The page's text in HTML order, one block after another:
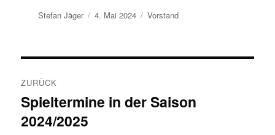
Autor
Stefan Jäger
Veröffentlicht
4. Mai 2024 Kategorien
Vorstand
ZURÜCK
Vorheriger
Beitrag:
Spieltermine in der Saison
2024/2025